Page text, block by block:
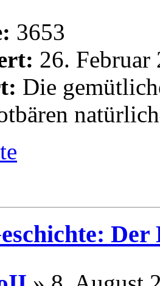
3653
26. Februar
Die
Der